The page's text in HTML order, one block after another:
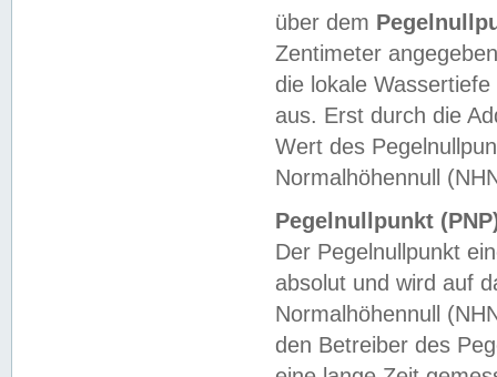
über dem
Zentimeter
die lokale
aus. Erst durch die
Wert des
Normalhöhennull
Pegelnullpunkt
Der Pegelnullpunkt
absolut und wird auf
Normalhöhennull
den Betreiber des